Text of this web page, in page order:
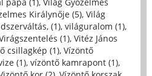
Királynője (5), Világ
(1), világuralom (1),
(1), Vitéz János
csillagkép (1), Vízöntő
(1), vízöntő kamrapont (1),